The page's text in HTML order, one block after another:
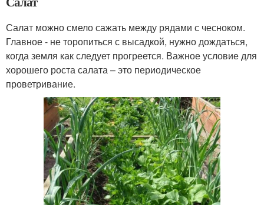
Салат можно смело сажать между рядами с чесноком.
Главное - не торопиться с высадкой, нужно дождаться,
когда земля как следует прогреется. Важное условие для
хорошего роста салата – это периодическое
проветривание.